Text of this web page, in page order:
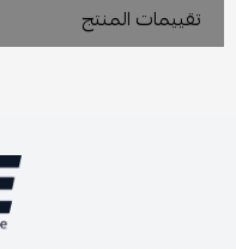
تقييمات المنتج